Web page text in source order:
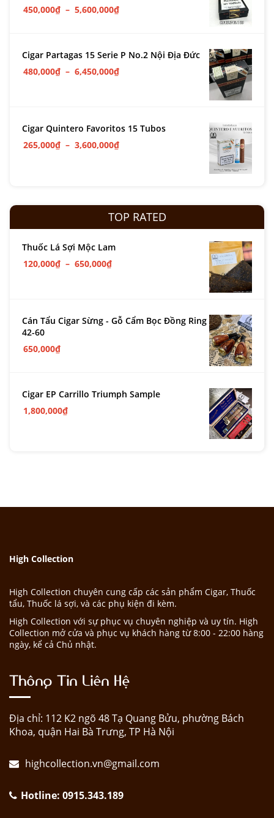
450,000₫ – 5,600,000₫
Cigar Partagas 15 Serie P No.2 Nội Địa Đức
480,000₫ – 6,450,000₫
Cigar Quintero Favoritos 15 Tubos
265,000₫ – 3,600,000₫
TOP RATED
Thuốc Lá Sợi Mộc Lam
120,000₫ – 650,000₫
Cán Tẩu Cigar Sừng - Gỗ Cẩm Bọc Đồng Ring
42-60
650,000₫
Cigar EP Carrillo Triumph Sample
1,800,000₫
High Collection
High Collection chuyên cung cấp các sản phẩm Cigar, Thuốc
tẩu, Thuốc lá sợi, và các phụ kiện đi kèm.
High Collection với sự phục vụ chuyên nghiệp và uy tín. High
Collection mở cửa và phục vụ khách hàng từ 8:00 - 22:00 hàng
ngày, kể cả Chủ nhật.
Thông Tin Liên Hệ
Địa chỉ: 112 K2 ngõ 48 Tạ Quang Bửu, phường Bách
Khoa, quận Hai Bà Trưng, TP Hà Nội
highcollection.vn@gmail.com
Hotline: 0915.343.189